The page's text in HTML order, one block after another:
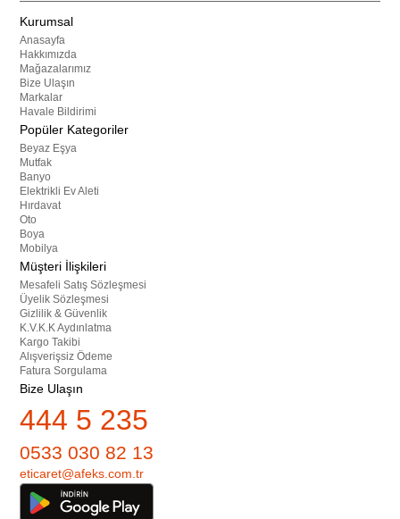
Kurumsal
Anasayfa
Hakkımızda
Mağazalarımız
Bize Ulaşın
Markalar
Havale Bildirimi
Popüler Kategoriler
Beyaz Eşya
Mutfak
Banyo
Elektrikli Ev Aleti
Hırdavat
Oto
Boya
Mobilya
Müşteri İlişkileri
Mesafeli Satış Sözleşmesi
Üyelik Sözleşmesi
Gizlilik & Güvenlik
K.V.K.K Aydınlatma
Kargo Takibi
Alışverişsiz Ödeme
Fatura Sorgulama
Bize Ulaşın
444 5 235
0533 030 82 13
eticaret@afeks.com.tr